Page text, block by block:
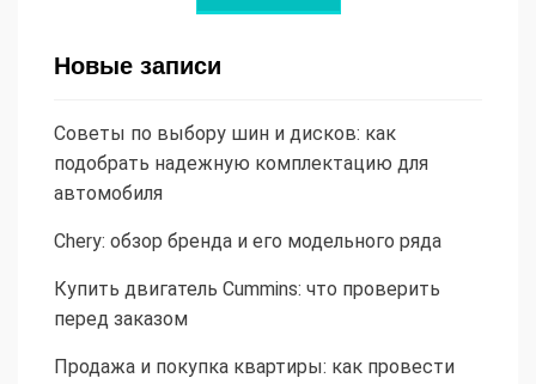
Новые записи
Советы по выбору шин и дисков: как
подобрать надежную комплектацию для
автомобиля
Chery: обзор бренда и его модельного ряда
Купить двигатель Cummins: что проверить
перед заказом
Продажа и покупка квартиры: как провести